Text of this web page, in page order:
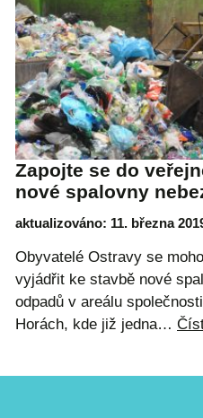
Zapojte se do
nové spalovny
aktualizováno: 11. března
Obyvatelé Ostravy se
vyjádřit ke stavbě nové
odpadů v areálu
Horách, kde již jedna…